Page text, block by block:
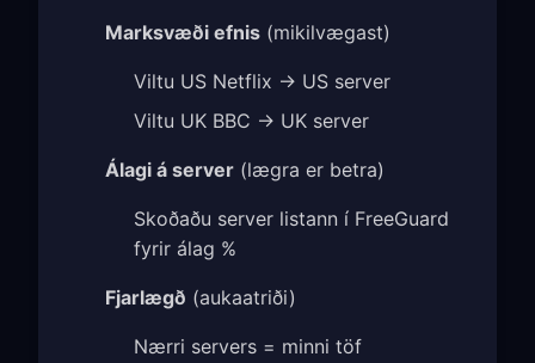
Marksvæði efnis (mikilvægast)
Viltu US Netflix → US server
Viltu UK BBC → UK server
Álagi á server (lægra er betra)
Skoðaðu server listann í FreeGuard
fyrir álag %
Fjarlægð (aukaatriði)
Nærri servers = minni töf